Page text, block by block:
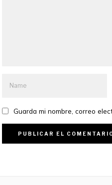
Guarda mi nombre, correo